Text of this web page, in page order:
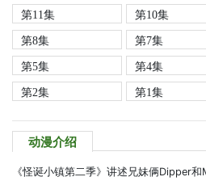
第11集
第10集
第8集
第7集
第5集
第4集
第2集
第1集
动漫介绍
《怪诞小镇第二季》讲述兄妹俩Dipper